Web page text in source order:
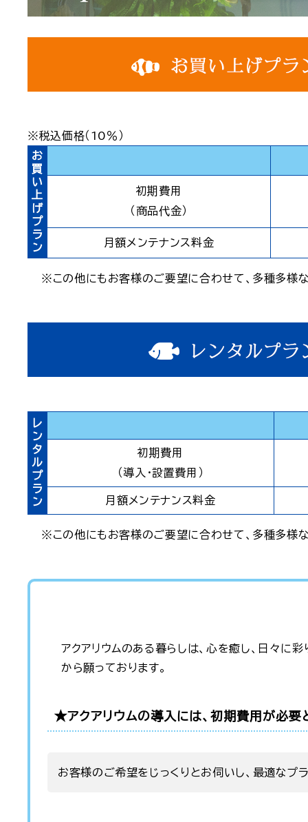
※税込価格（10％）
お
買
い
上
げ
プ
ラ
ン
初期費用
（商品代金）
月額メンテナンス料金
※この他にもお客様のご要望に合わせて、多種多様
レ
ン
タ
ル
プ
ラ
ン
初期費用
（導入・設置費用）
月額メンテナンス料金
※この他にもお客様のご要望に合わせて、多種多様
アクアリウムのある暮らしは、心を癒し、日々に
から願っております。
★アクアリウムの導入には、初期費用が必要
お客様のご希望をじっくりとお伺いし、最適なプ